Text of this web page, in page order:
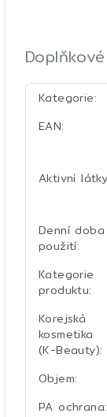
Kategorie:
EAN:
Aktivní látky
Denní doba
použití:
Kategorie
produktu:
Korejská
kosmetika
(K-Beauty):
Objem:
PA ochrana: